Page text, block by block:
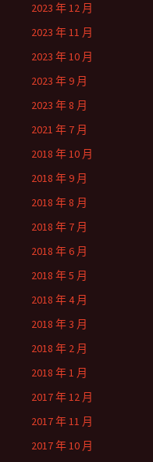
2023 年 12 月
2023 年 11 月
2023 年 10 月
2023 年 9 月
2023 年 8 月
2021 年 7 月
2018 年 10 月
2018 年 9 月
2018 年 8 月
2018 年 7 月
2018 年 6 月
2018 年 5 月
2018 年 4 月
2018 年 3 月
2018 年 2 月
2018 年 1 月
2017 年 12 月
2017 年 11 月
2017 年 10 月